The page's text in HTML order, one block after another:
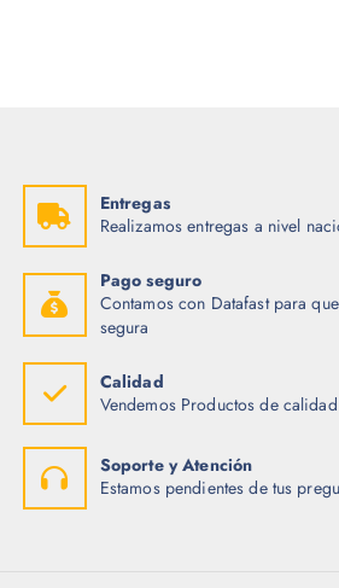
Entregas
Realizamos entregas a nivel
Pago seguro
Contamos con Datafast para
segura
Calidad
Vendemos Productos de calidad
Soporte y Atención
Estamos pendientes de tus